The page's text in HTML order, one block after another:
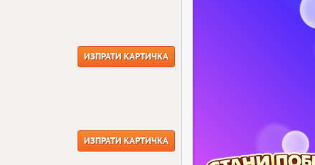
ИЗПРАТИ КАРТИЧКА
ИЗПРАТИ КАРТИЧКА